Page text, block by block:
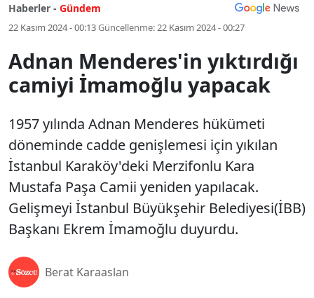
Haberler - Gündem
22 Kasım 2024 - 00:13Güncellenme:22 Kasım 2024 - 00:27
Adnan Menderes'in yıktırdığı
camiyi İmamoğlu yapacak
1957 yılında Adnan Menderes hükümeti
döneminde cadde genişlemesi için yıkılan
İstanbul Karaköy'deki Merzifonlu Kara
Mustafa Paşa Camii yeniden yapılacak.
Gelişmeyi İstanbul Büyükşehir Belediyesi(İBB)
Başkanı Ekrem İmamoğlu duyurdu.
Berat Karaaslan